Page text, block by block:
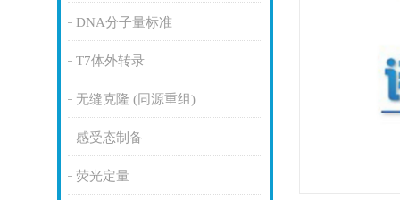
DNA分子量标准
T7体外转录
无缝克隆 (同源重组)
感受态制备
荧光定量